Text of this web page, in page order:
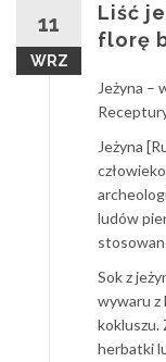
11
WRZ
Liść
florę
Jeżyna –
Jeżyna
ludów
Sok z
wywaru z
kokluszu.
herbatki